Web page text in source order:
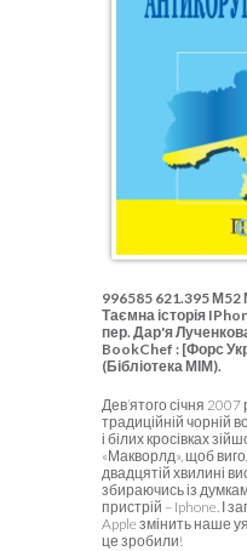
996585 621.395
Таємна історія
пер. Дар'я
BookChef : [Форс
(Бібліотека МІМ).
Дев’ятого січня 2007
традиційній чорній
і білих кросівках
«Макворлд», щоб
двадцятій хвилині
збираючись із
пристрій – Iphone. І
Apple змінить наше
це зробили!